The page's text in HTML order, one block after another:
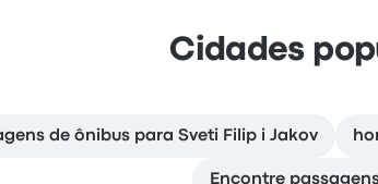
Cidades
de ônibus para Sveti Filip i Jakov
Encontre